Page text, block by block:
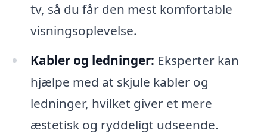
tv, så du får den mest komfortable
visningsoplevelse.
Kabler og ledninger: Eksperter kan
hjælpe med at skjule kabler og
ledninger, hvilket giver et mere
æstetisk og ryddeligt udseende.